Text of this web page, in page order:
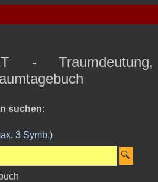
- Traumdeutung,
suchen:
3 Symb.)